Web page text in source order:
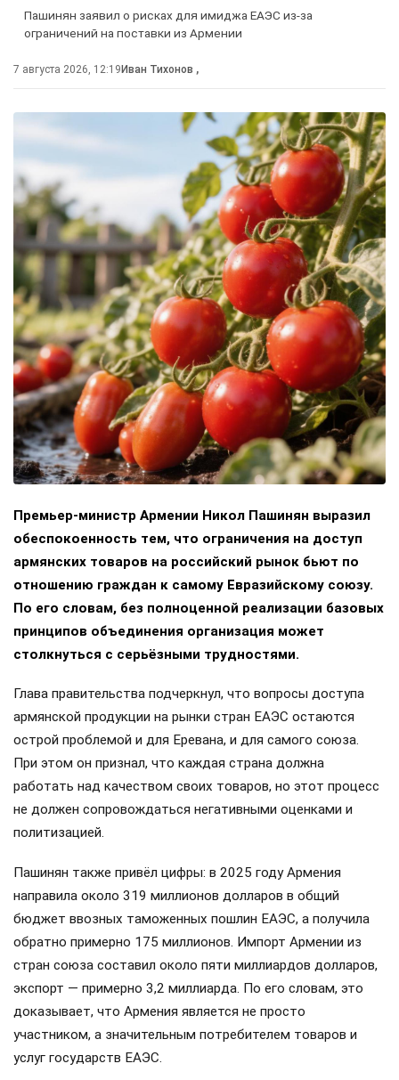
Пашинян заявил о рисках для имиджа ЕАЭС из-за
ограничений на поставки из Армении
7 августа 2026, 12:19 Иван Тихонов ,
Премьер-министр Армении Никол Пашинян выразил
обеспокоенность тем, что ограничения на доступ
армянских товаров на российский рынок бьют по
отношению граждан к самому Евразийскому союзу.
По его словам, без полноценной реализации базовых
принципов объединения организация может
столкнуться с серьёзными трудностями.
Глава правительства подчеркнул, что вопросы доступа
армянской продукции на рынки стран ЕАЭС остаются
острой проблемой и для Еревана, и для самого союза.
При этом он признал, что каждая страна должна
работать над качеством своих товаров, но этот процесс
не должен сопровождаться негативными оценками и
политизацией.
Пашинян также привёл цифры: в 2025 году Армения
направила около 319 миллионов долларов в общий
бюджет ввозных таможенных пошлин ЕАЭС, а получила
обратно примерно 175 миллионов. Импорт Армении из
стран союза составил около пяти миллиардов долларов,
экспорт — примерно 3,2 миллиарда. По его словам, это
доказывает, что Армения является не просто
участником, а значительным потребителем товаров и
услуг государств ЕАЭС.